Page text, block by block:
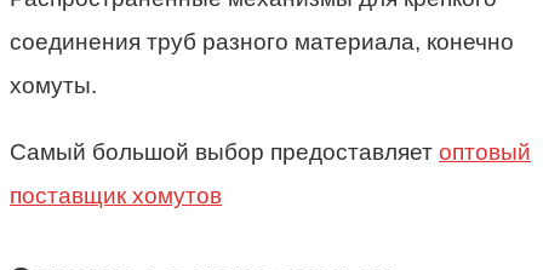
соединения труб разного материала, конечно
хомуты.
Самый большой выбор предоставляет оптовый
поставщик хомутов